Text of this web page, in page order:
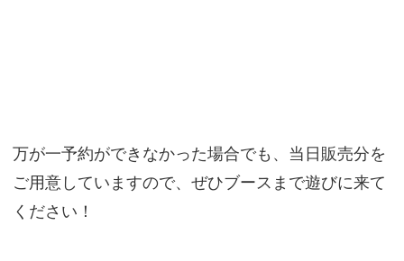
万が一予約ができなかった場合でも、当日販売分を
ご用意していますので、ぜひブースまで遊びに来て
ください！